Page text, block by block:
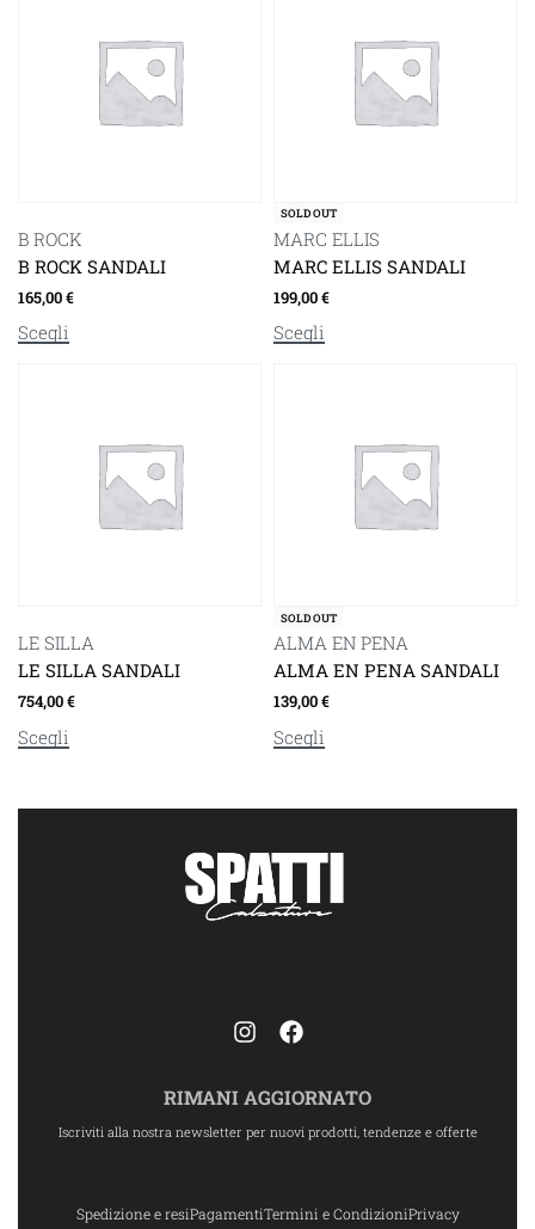
B ROCK
B ROCK SANDALI
165,00€
Scegli
SOLD OUT
MARC ELLIS
MARC ELLIS SANDALI
199,00€
Scegli
LE SILLA
LE SILLA SANDALI
754,00€
Scegli
SOLD OUT
ALMA EN PENA
ALMA EN PENA SANDALI
139,00€
Scegli
RIMANI AGGIORNATO
Iscriviti alla nostra newsletter per nuovi prodotti, tendenze e offerte
Spedizione e resiPagamentiTermini e CondizioniPrivacy